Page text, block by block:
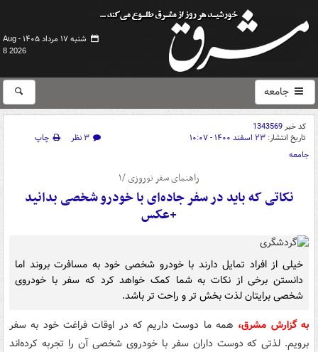
شنبه ۱۷ مرداد ۱۴۰۵ -
Aug
8 2026
جامعه
کد خبر1343569
تاریخ انتشار: ۲۳ اسفند ۱۴۰۰ - ۱۰:۰۷ ۳ نظر
چاپ
جامعه
راهنمای سفر نوروزی /۱
نکاتی که باید در سفر جاده‌ای با خودرو شخصی بدانید
+عکس
خیلی از افراد تمایل دارند با خودرو شخصی خود به مسافرت بروند اما
دانستن برخی از نکات به شما کمک خواهد کرد که سفر با خودروی
شخصی برایتان لذت بخش تر و راحت تر باشد.
به گزارش مشرق، همه ما دوست داریم که در اوقات فراغت خود به سفر
برویم. لذتی که دوست داران سفر با خودروی شخصی آن را تجربه کرده‌اند